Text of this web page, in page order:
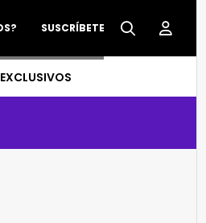
SUSCRÍBETE
EXCLUSIVOS